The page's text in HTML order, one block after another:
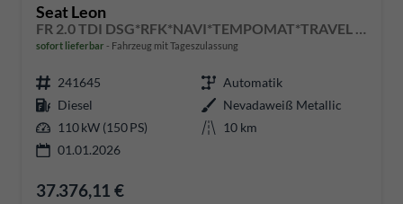
Seat Leon
sofort lieferbar Fahrzeug mit Tageszulassung
241645
Automatik
Diesel
Nevadaweiß Metallic
110 kW (150 PS)
10 km
01.01.2026
37.376,11 €